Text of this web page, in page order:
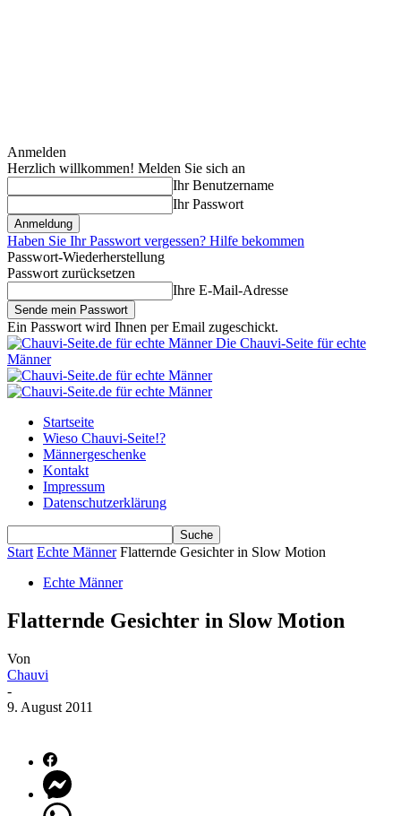
Anmelden
Herzlich willkommen! Melden Sie sich an
Ihr Benutzername
Ihr Passwort
Haben Sie Ihr Passwort vergessen? Hilfe bekommen
Passwort-Wiederherstellung
Passwort zurücksetzen
Ihre E-Mail-Adresse
Ein Passwort wird Ihnen per Email zugeschickt.
Die Chauvi-Seite für echte
Männer
Startseite
Wieso Chauvi-Seite!?
Männergeschenke
Kontakt
Impressum
Datenschutzerklärung
Start Echte Männer Flatternde Gesichter in Slow Motion
Echte Männer
Flatternde Gesichter in Slow Motion
Von
Chauvi
-
9. August 2011